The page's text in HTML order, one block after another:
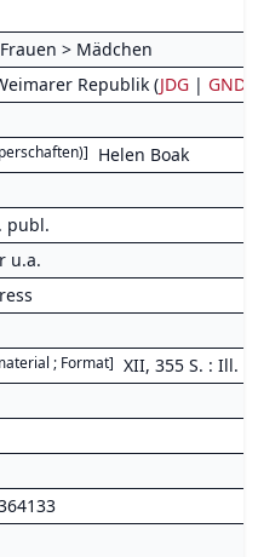
Frauen > Mädchen
Republik (JDG | GND
] Helen Boak
publ.
u.a.
; Format] XII, 355 S. : Ill.